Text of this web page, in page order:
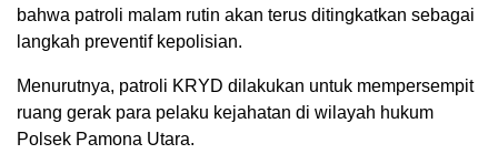
bahwa patroli malam rutin akan terus ditingkatkan sebagai
langkah preventif kepolisian.
Menurutnya, patroli KRYD dilakukan untuk mempersempit
ruang gerak para pelaku kejahatan di wilayah hukum
Polsek Pamona Utara.